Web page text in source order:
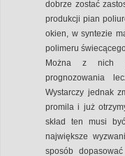
dobrze zostać
produkcji pian
okien, w syntezie
polimeru
Można z nich
prognozowania
Wystarczy jednak
promila i już
skład ten musi
największe
sposób